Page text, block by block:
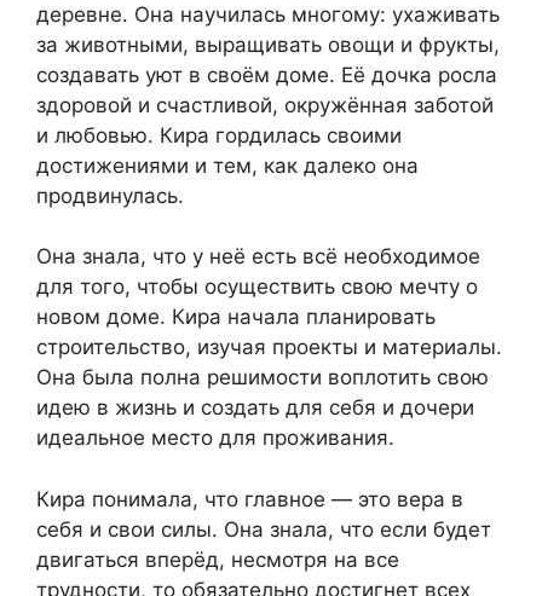
деревне. Она научилась многому: ухаживать
за животными, выращивать овощи и фрукты,
создавать уют в своём доме. Её дочка росла
здоровой и счастливой, окружённая заботой
и любовью. Кира гордилась своими
достижениями и тем, как далеко она
продвинулась.
Она знала, что у неё есть всё необходимое
для того, чтобы осуществить свою мечту о
новом доме. Кира начала планировать
строительство, изучая проекты и материалы.
Она была полна решимости воплотить свою
идею в жизнь и создать для себя и дочери
идеальное место для проживания.
Кира понимала, что главное — это вера в
себя и свои силы. Она знала, что если будет
двигаться вперёд, несмотря на все
трудности, то обязательно достигнет всех